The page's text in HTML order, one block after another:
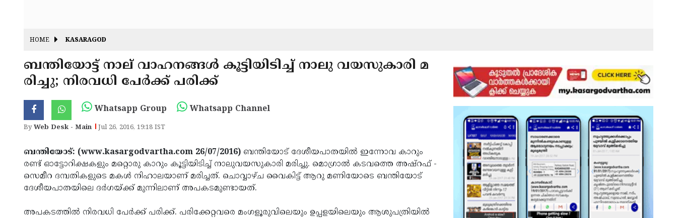
HOME KASARAGOD
ബന്തിയോട്ട് നാല് വാഹനങ്ങള്‍ കൂട്ടിയിടിച്ച് നാലു വയസുകാരി മ
രിച്ചു; നിരവധി പേര്‍ക്ക് പരിക്ക്
Whatsapp Group Whatsapp Channel
ByWeb Desk - Main Jul 26, 2016, 19:18 IST
ബന്തിയോട്: (www.kasargodvartha.com 26/07/2016) ബന്തിയോട് ദേശീയപാതയില്‍ ഇന്നോവ കാറും
രണ്ട് ഓട്ടോറിക്ഷകളും മറ്റൊരു കാറും കൂട്ടിയിടിച്ച് നാലുവയസുകാരി മരിച്ചു. മൊഗ്രാല്‍ കടവത്തെ അഷ്‌റഫ് -
സെമീറ ദമ്പതികളുടെ മകള്‍ നിഹാലയാണ് മരിച്ചത്. ചൊവ്വാഴ്ച വൈകിട്ട് ആറു മണിയോടെ ബന്തിയോട്
ദേശീയപാതയിലെ ദര്‍ഗയ്ക്ക് മുന്നിലാണ് അപകടമുണ്ടായത്.
അപകടത്തില്‍ നിരവധി പേര്‍ക്ക് പരിക്ക്. പരിക്കേറ്റവരെ മംഗളൂരുവിലെയും ഉപ്പളയിലെയും ആശുപത്രിയില്‍